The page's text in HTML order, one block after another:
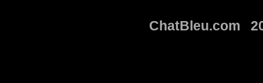
ChatBleu.com